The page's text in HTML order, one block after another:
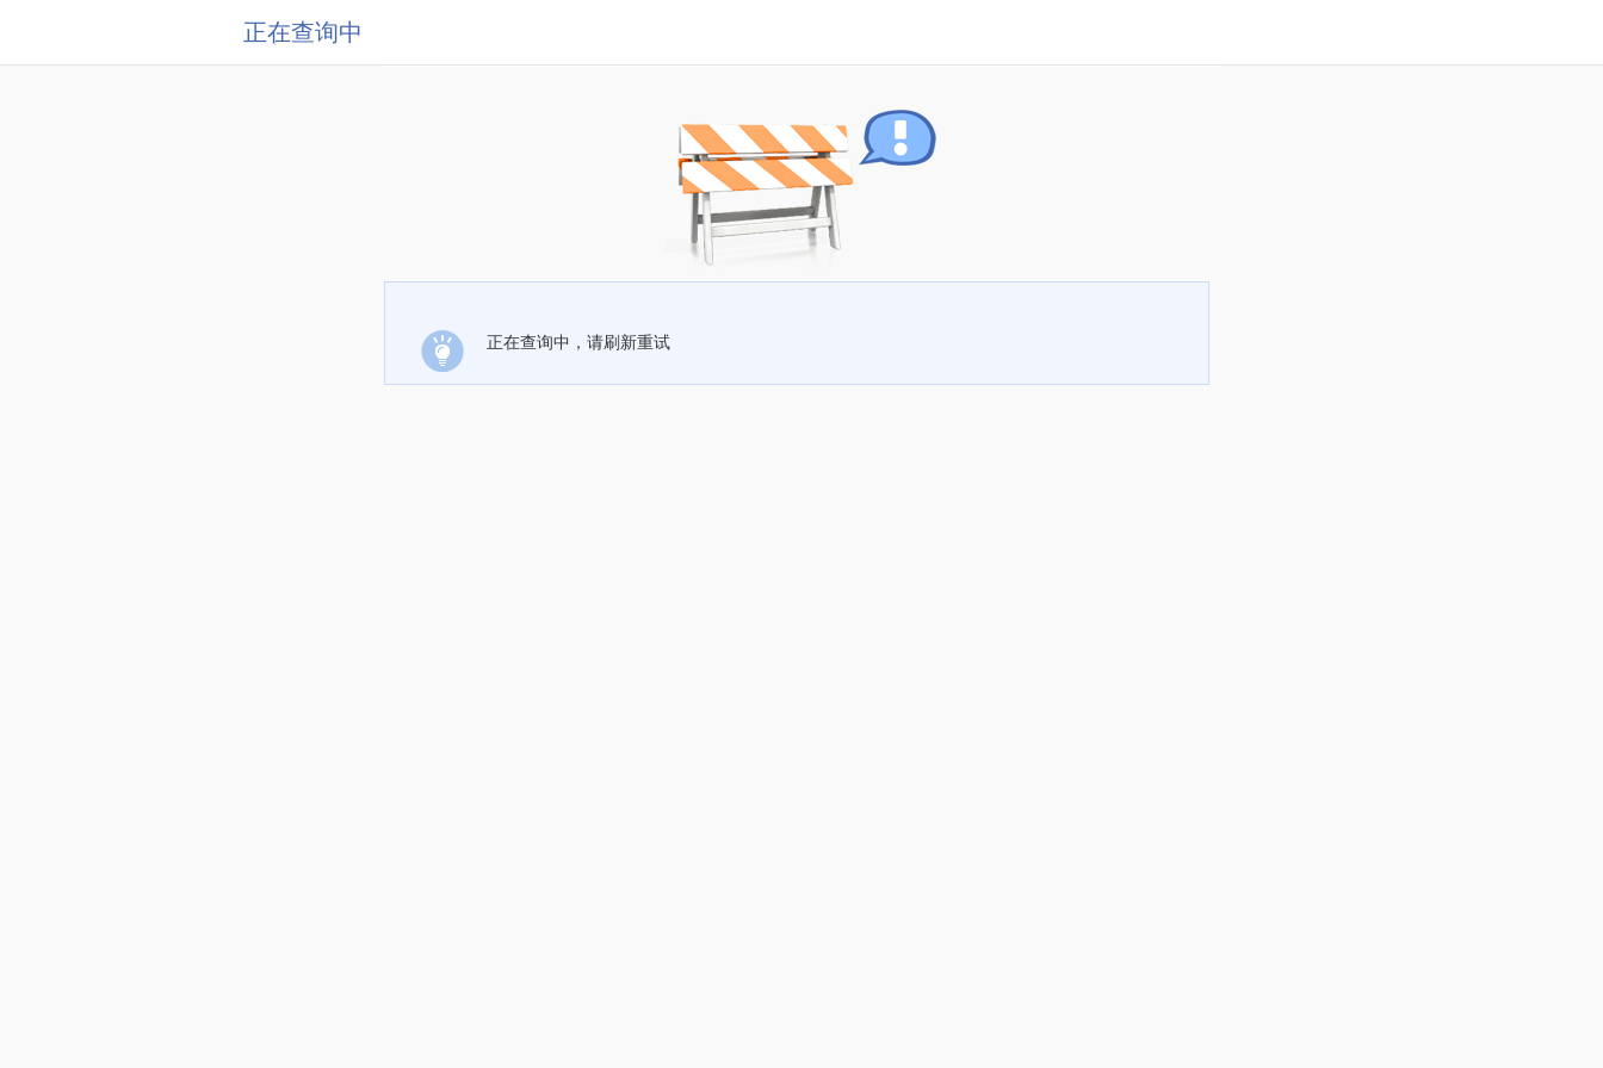
正在查询中
正在查询中，请刷新重试